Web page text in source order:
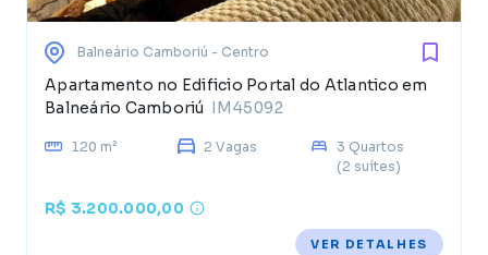
Balneário Camboriú - Centro
Apartamento no Edificio Portal do Atlantico em
Balneário Camboriú IM45092
120 m² 2 Vagas
3 Quartos
(2 suítes)
R$ 3.200.000,00
VER DETALHES